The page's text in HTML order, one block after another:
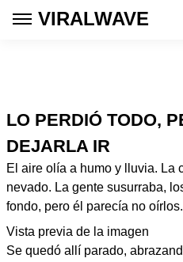
VIRALWAVE
LO PERDIÓ TODO,
DEJARLA IR
El aire olía a humo y lluvia. La
nevado. La gente susurraba,
fondo, pero él parecía no oírlos.
Vista previa de la imagen
Se quedó allí parado,